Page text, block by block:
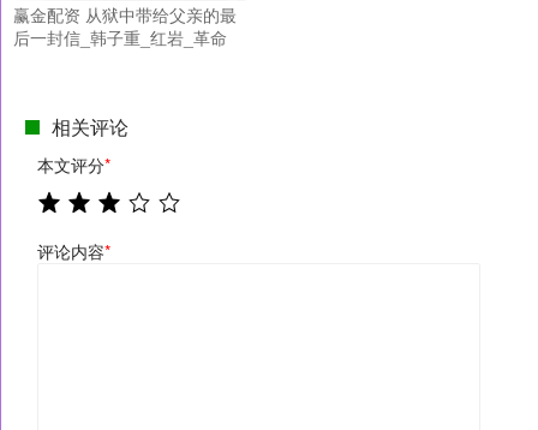
赢金配资 从狱中带给父亲的最
后一封信_韩子重_红岩_革命
相关评论
本文评分*
评论内容*